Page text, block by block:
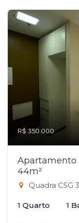
R$ 350.000
Apartamento
44m²
Quadra CSG
1 Quarto 1